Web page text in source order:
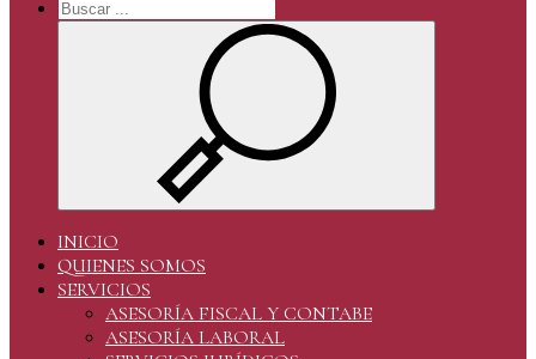
INICIO
QUIENES SOMOS
SERVICIOS
ASESORÍA FISCAL Y CONTABE
ASESORÍA LABORAL